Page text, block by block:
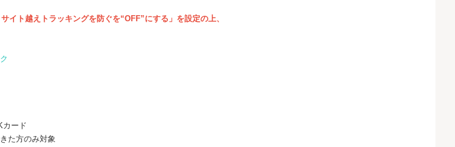
ト越えトラッキングを防ぐを“OFF”にする」を設定の上、
カード
た方のみ対象